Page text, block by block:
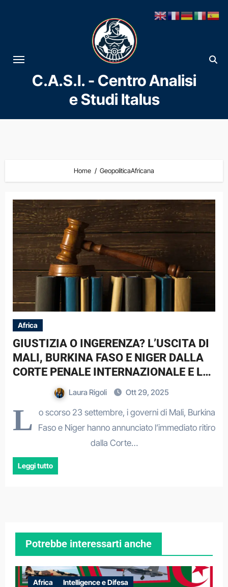
al
contenuto
C.A.S.I. - Centro Analisi
e Studi Italus
Home GeopoliticaAfricana
Africa
GIUSTIZIA O INGERENZA? L’USCITA DI
MALI, BURKINA FASO E NIGER DALLA
CORTE PENALE INTERNAZIONALE E LA
SFIDA AL SISTEMA MULTILATERALE
Laura Rigoli Ott 29, 2025
L
o scorso 23 settembre, i governi di Mali, Burkina
Faso e Niger hanno annunciato l’immediato ritiro
dalla Corte…
Leggi tutto
Potrebbe interessarti anche
Africa Intelligence e Difesa